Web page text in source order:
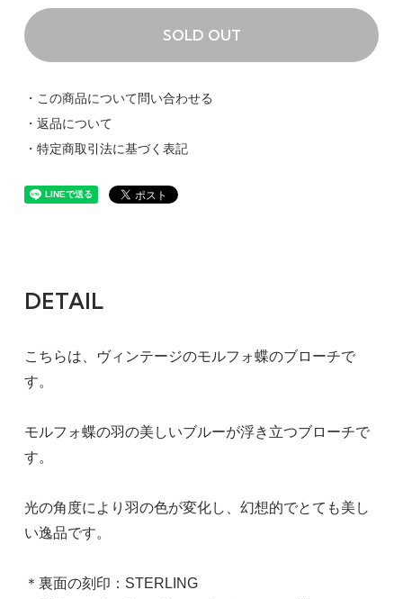
SOLD OUT
・この商品について問い合わせる
・返品について
・特定商取引法に基づく表記
DETAIL
こちらは、ヴィンテージのモルフォ蝶のブローチで
す。
モルフォ蝶の羽の美しいブルーが浮き立つブローチで
す。
光の角度により羽の色が変化し、幻想的でとても美し
い逸品です。
＊裏面の刻印：STERLING